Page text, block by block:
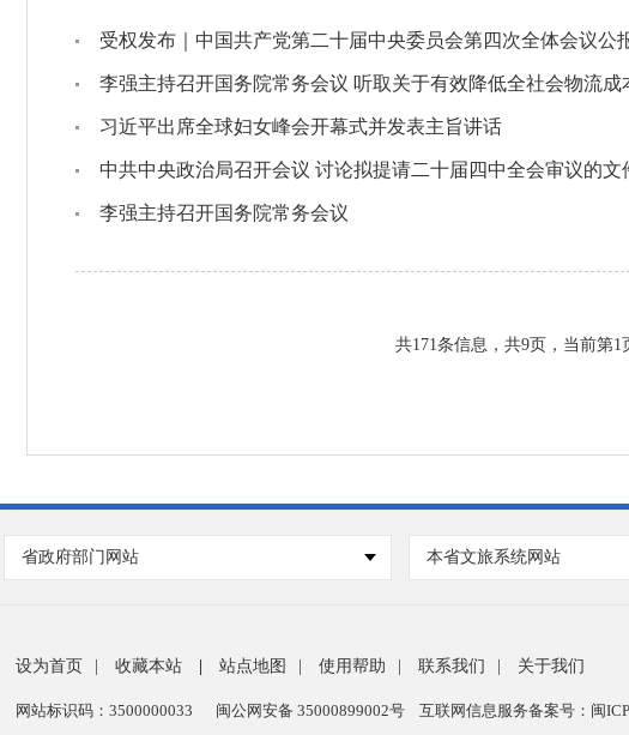
受权发布｜中国共产党第二十届中央委员会第四次全体会议公
李强主持召开国务院常务会议 听取关于有效降低全社会物流
习近平出席全球妇女峰会开幕式并发表主旨讲话
中共中央政治局召开会议 讨论拟提请二十届四中全会审议的
李强主持召开国务院常务会议
共171条信息，共9页，当前第1
省政府部门网站 本省文旅系统网站
设为首页 收藏本站 站点地图 使用帮助 联系我们 关于我们
网站标识码：3500000033 闽公网安备 35000899002号 互联网信息服务备案号：闽